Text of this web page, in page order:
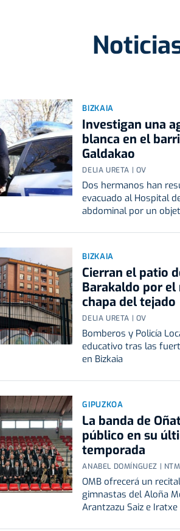
BIZKAIA
Investigan una
blanca en el
Galdakao
DELIA URETA | OV
Dos hermanos han
evacuado al Hospital
abdominal por un
BIZKAIA
Cierran el patio
Barakaldo por el
chapa del tejado
DELIA URETA | OV
Bomberos y Policía
educativo tras las
en Bizkaia
GIPUZKOA
La banda de
público en su
temporada
ANABEL DOMÍNGUEZ | NTM
OMB ofrecerá un
gimnastas del Aloña
Arantzazu Saiz e Iratxe